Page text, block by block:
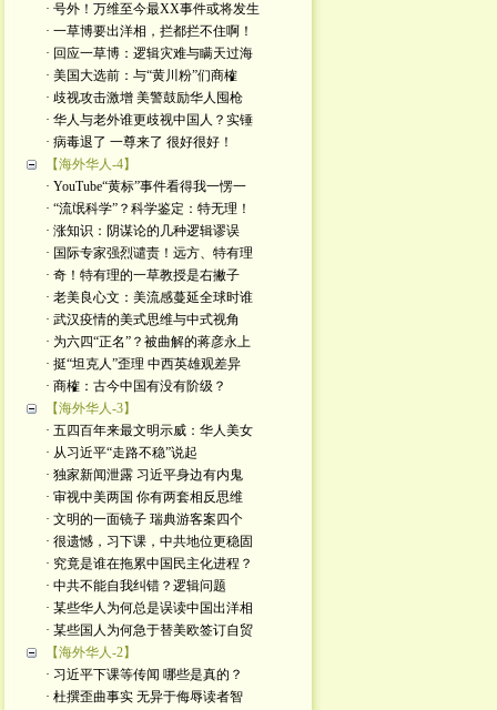
· 号外！万维至今最XX事件或将发生
· 一草博要出洋相，拦都拦不住啊！
· 回应一草博：逻辑灾难与瞒天过海
· 美国大选前：与“黄川粉”们商榷
· 歧视攻击激增 美警鼓励华人囤枪
· 华人与老外谁更歧视中国人？实锤
· 病毒退了 一尊来了 很好很好！
【海外华人-4】
· YouTube“黄标”事件看得我一愣一
· “流氓科学”？科学鉴定：特无理！
· 涨知识：阴谋论的几种逻辑谬误
· 国际专家强烈谴责！远方、特有理
· 奇！特有理的一草教授是右撇子
· 老美良心文：美流感蔓延全球时谁
· 武汉疫情的美式思维与中式视角
· 为六四“正名”？被曲解的蒋彦永上
· 挺“坦克人”歪理 中西英雄观差异
· 商榷：古今中国有没有阶级？
【海外华人-3】
· 五四百年来最文明示威：华人美女
· 从习近平“走路不稳”说起
· 独家新闻泄露 习近平身边有内鬼
· 审视中美两国 你有两套相反思维
· 文明的一面镜子 瑞典游客案四个
· 很遗憾，习下课，中共地位更稳固
· 究竟是谁在拖累中国民主化进程？
· 中共不能自我纠错？逻辑问题
· 某些华人为何总是误读中国出洋相
· 某些国人为何急于替美欧签订自贸
【海外华人-2】
· 习近平下课等传闻 哪些是真的？
· 杜撰歪曲事实 无异于侮辱读者智